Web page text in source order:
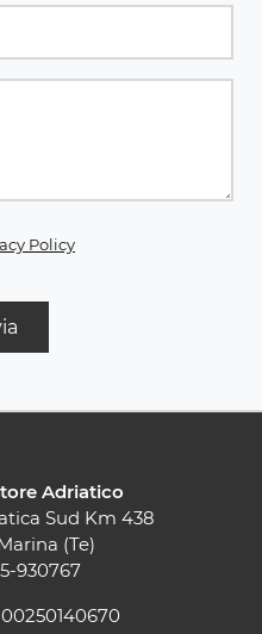
Policy
Adriatico
Sud Km 438
(Te)
930767